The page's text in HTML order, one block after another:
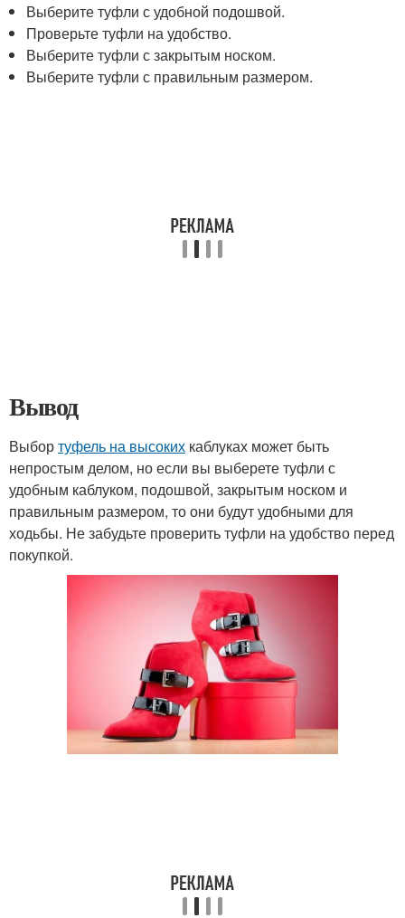
Выберите туфли с удобной подошвой.
Проверьте туфли на удобство.
Выберите туфли с закрытым носком.
Выберите туфли с правильным размером.
Вывод
Выбортуфель на высоких каблуках может быть
непростым делом, но если вы выберете туфли с
удобным каблуком, подошвой, закрытым носком и
правильным размером, то они будут удобными для
ходьбы. Не забудьте проверить туфли на удобство перед
покупкой.